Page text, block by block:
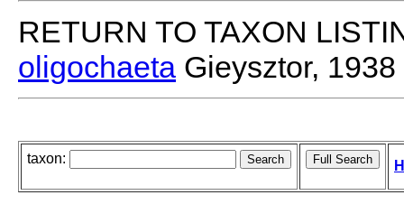
RETURN TO TAXON
oligochaeta Gieysztor, 1938
taxon: